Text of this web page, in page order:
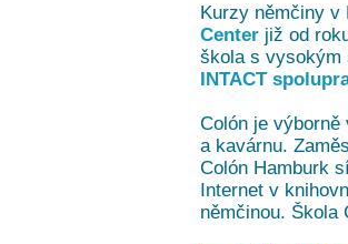
Kurzy němčiny
Centerjiž od
škola s vysokým
INTACT
Colón je
a kavárnu.
Colón Hamburk
Internet v
němčinou. Škola